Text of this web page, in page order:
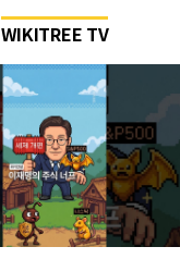
WIKITREE TV